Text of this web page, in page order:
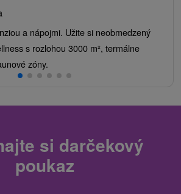
a nápojmi. Užite si neobmedzený
s rozlohou 3000 m², termálne
zóny.
si darčekový
poukaz